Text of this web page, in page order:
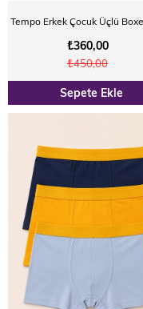
₺360,00
₺450,00
Sepete Ekle